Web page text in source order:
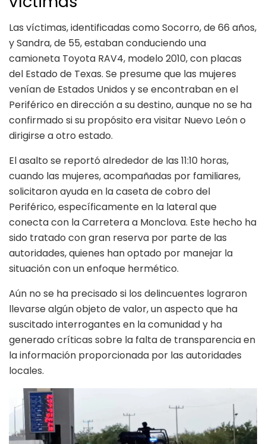
Las víctimas, identificadas como Socorro, de 66 años,
y Sandra, de 55, estaban conduciendo una
camioneta Toyota RAV4, modelo 2010, con placas
del Estado de Texas. Se presume que las mujeres
venían de Estados Unidos y se encontraban en el
Periférico en dirección a su destino, aunque no se ha
confirmado si su propósito era visitar Nuevo León o
dirigirse a otro estado.
El asalto se reportó alrededor de las 11:10 horas,
cuando las mujeres, acompañadas por familiares,
solicitaron ayuda en la caseta de cobro del
Periférico, específicamente en la lateral que
conecta con la Carretera a Monclova. Este hecho ha
sido tratado con gran reserva por parte de las
autoridades, quienes han optado por manejar la
situación con un enfoque hermético.
Aún no se ha precisado si los delincuentes lograron
llevarse algún objeto de valor, un aspecto que ha
suscitado interrogantes en la comunidad y ha
generado críticas sobre la falta de transparencia en
la información proporcionada por las autoridades
locales.